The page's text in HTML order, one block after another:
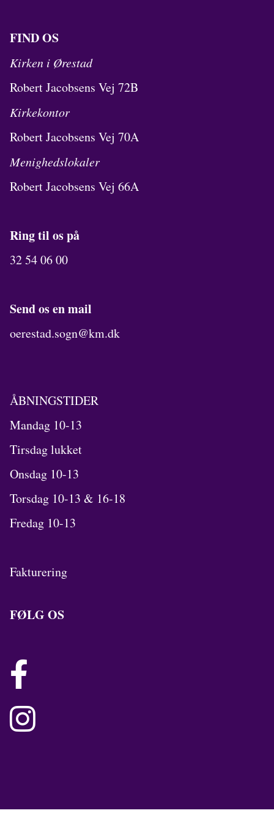
FIND OS
Kirken i Ørestad
Robert Jacobsens Vej 72B
Kirkekontor
Robert Jacobsens Vej 70A
Menighedslokaler
Robert Jacobsens Vej 66A
Ring til os på
32 54 06 00
Send os en mail
oerestad.sogn@km.dk
ÅBNINGSTIDER
Mandag 10-13
Tirsdag lukket
Onsdag 10-13
Torsdag 10-13 & 16-18
Fredag 10-13
Fakturering
FØLG OS

